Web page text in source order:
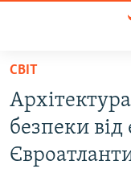
Перейти
основного
матеріалу
Перейти
до
ВСЕ ЗА ДОБУ
СТАТТІ
СВІТ
безпеки від